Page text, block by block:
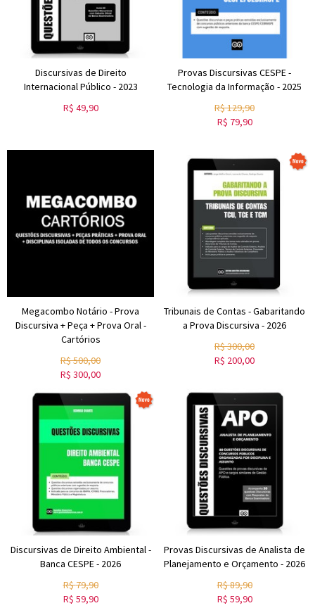
Discursivas de Direito
Internacional Público - 2023
R$ 49,90
Provas Discursivas CESPE -
Tecnologia da Informação - 2025
R$129,90
R$ 79,90
Megacombo Notário - Prova
Discursiva + Peça + Prova Oral -
Cartórios
R$500,00
R$ 300,00
Tribunais de Contas - Gabaritando
a Prova Discursiva - 2026
R$300,00
R$ 200,00
Discursivas de Direito Ambiental -
Banca CESPE - 2026
R$79,90
R$ 59,90
Provas Discursivas de Analista de
Planejamento e Orçamento - 2026
R$89,90
R$ 59,90